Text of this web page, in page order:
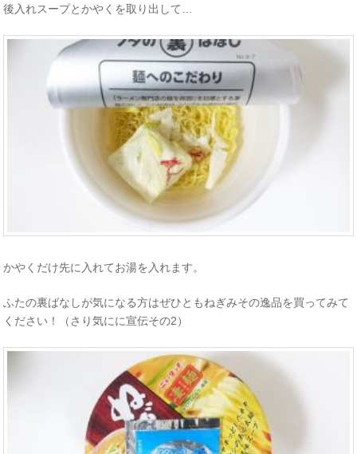
後入れスープとかやくを取り出して…
かやくだけ先に入れてお湯を入れます。
ふたの裏ばなしが気になる方はぜひともねぎみその逸品を買ってみて
ください！（さり気にに宣伝その2）